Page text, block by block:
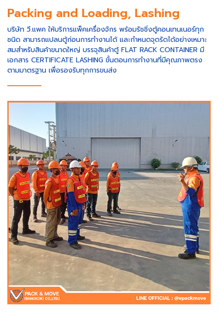
Packing and Loading, Lashing
บริษัท วี.แพค ให้บริการแพ็คเครื่องจักร พร้อมรัชชิ่งตู้คอนเทนเนอร์ทุก
ชนิด สามารถแปลนตู้ก่อนการทำงานได้ และกำหนดจุดรัดได้อย่างเหมาะ
สมสำหรับสินค้าขนาดใหญ่ บรรจุสินค้าตู้ FLAT RACK CONTAINER มี
เอกสาร CERTIFICATE LASHING ขั้นตอนการทำงานที่มีคุณภาพตรง
ตามมาตรฐาน เพื่อรองรับทุกการขนส่ง